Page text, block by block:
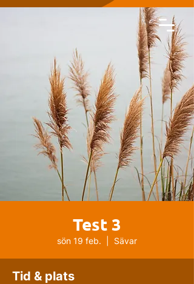
Test 3
sön 19 feb. Sävar
Tid & plats